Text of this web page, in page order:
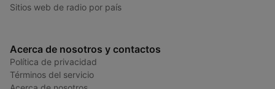
Sitios web de radio por país
Acerca de nosotros y contactos
Política de privacidad
Términos del servicio